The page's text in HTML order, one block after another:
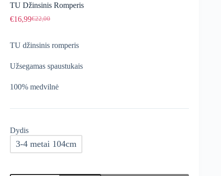
TU Džinsinis Romperis
€22,00
Original
was:
€22,00.
€16,99Current
is:
€16,99.
TU džinsinis romperis
Užsegamas spaustukais
100% medvilnė
Dydis
3-4 metai 104cm